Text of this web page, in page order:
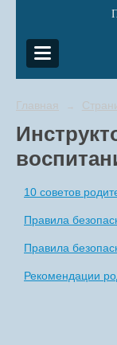
Главная →
10 советов
Правила
Правила
Рекомендации